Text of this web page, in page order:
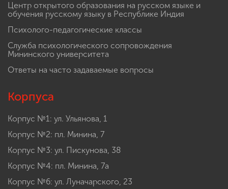
Центр открытого образования на русском языке и
обучения русскому языку в Республике Индия
Психолого-педагогические классы
Служба психологического сопровождения
Мининского университета
Ответы на часто задаваемые вопросы
Корпуса
Корпус №1: ул. Ульянова, 1
Корпус №2: пл. Минина, 7
Корпус №3: ул. Пискунова, 38
Корпус №4: пл. Минина, 7а
Корпус №6: ул. Луначарского, 23